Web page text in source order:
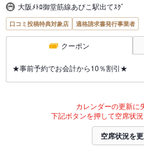
大阪ﾒﾄﾛ御堂筋線あびこ駅出てｽｸﾞ
口コミ投稿特典対象店 適格請求書発行事業者
クーポン
★事前予約でお会計から10％割引★
カレンダーの更新に
下記ボタンを押して空席状況
空席状況を